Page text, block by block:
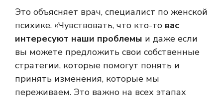
Это объясняет врач, специалист по женской
психике. «Чувствовать, что кто-то вас
интересуют наши проблемы и даже если
вы можете предложить свои собственные
стратегии, которые помогут понять и
принять изменения, которые мы
переживаем. Это важно на всех этапах